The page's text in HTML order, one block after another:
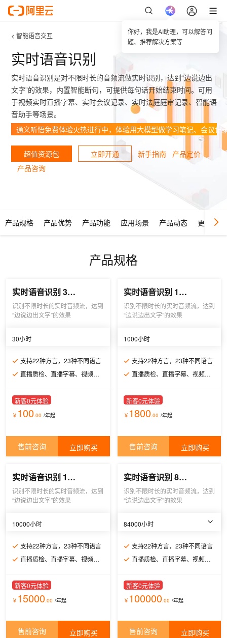
你好，我是AI助理，可以解答问
题、推荐解决方案等
< 智能语音交互
实时语音识别
实时语音识别是对不限时长的音频流做实时识别，达到“边说边出
文字”的效果，内置智能断句，可提供每句话开始结束时间。可用
于视频实时直播字幕、实时会议记录、实时法庭庭审记录、智能语
音助手等场景。
通义听悟免费体验火热进行中，体验用大模型做学习笔记、会议记
超值资源包 立即开通 新手指南
产品定价
产品咨询
产品规格 产品优势 产品功能 应用场景 产品动态 更多产
产品规格
实时语音识别 30小时
识别不限时长的实时音频流，达到
“边说边出文字”的效果
30小时
支持22种方言，23种不同语言
直播质检、直播字幕、视频会议字幕
新客0元体验
￥ 100.00 /年起
售前咨询 立即购买
实时语音识别 1000小时
识别不限时长的实时音频流，达到
“边说边出文字”的效果
1000小时
支持22种方言，23种不同语言
直播质检、直播字幕、视频会议字幕
新客0元体验
￥ 1800.00 /年起
售前咨询 立即购买
实时语音识别 10000小时
识别不限时长的实时音频流，达到
“边说边出文字”的效果
10000小时
支持22种方言，23种不同语言
直播质检、直播字幕、视频会议字幕
新客0元体验
￥ 15000 .00 /年起
售前咨询 立即购买
实时语音识别 84000小时
识别不限时长的实时音频流，达到
“边说边出文字”的效果
84000小时
支持22种方言，23种不同语言
直播质检、直播字幕、视频会议字幕
新客0元体验
￥ 100000.00 /年起
售前咨询 立即购买